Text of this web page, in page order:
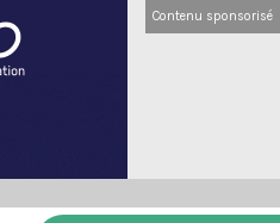
Contenu sponsorisé